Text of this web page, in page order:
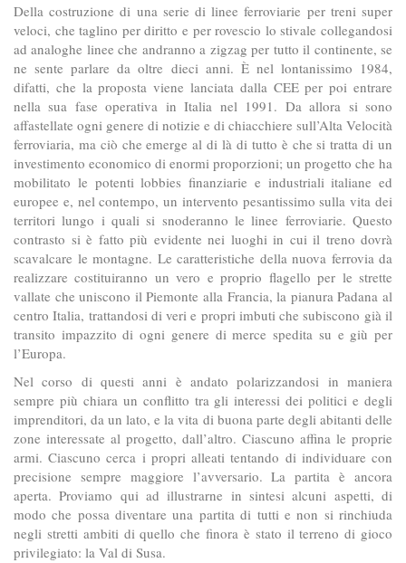
Della costruzione di una serie di linee ferroviarie per treni super
veloci, che taglino per diritto e per rovescio lo stivale collegandosi
ad analoghe linee che andranno a zigzag per tutto il continente, se
ne sente parlare da oltre dieci anni. È nel lontanissimo 1984,
difatti, che la proposta viene lanciata dalla CEE per poi entrare
nella sua fase operativa in Italia nel 1991. Da allora si sono
affastellate ogni genere di notizie e di chiacchiere sull’Alta Velocità
ferroviaria, ma ciò che emerge al di là di tutto è che si tratta di un
investimento economico di enormi proporzioni; un progetto che ha
mobilitato le potenti lobbies finanziarie e industriali italiane ed
europee e, nel contempo, un intervento pesantissimo sulla vita dei
territori lungo i quali si snoderanno le linee ferroviarie. Questo
contrasto si è fatto più evidente nei luoghi in cui il treno dovrà
scavalcare le montagne. Le caratteristiche della nuova ferrovia da
realizzare costituiranno un vero e proprio flagello per le strette
vallate che uniscono il Piemonte alla Francia, la pianura Padana al
centro Italia, trattandosi di veri e propri imbuti che subiscono già il
transito impazzito di ogni genere di merce spedita su e giù per
l’Europa.
Nel corso di questi anni è andato polarizzandosi in maniera
sempre più chiara un conflitto tra gli interessi dei politici e degli
imprenditori, da un lato, e la vita di buona parte degli abitanti delle
zone interessate al progetto, dall’altro. Ciascuno affina le proprie
armi. Ciascuno cerca i propri alleati tentando di individuare con
precisione sempre maggiore l’avversario. La partita è ancora
aperta. Proviamo qui ad illustrarne in sintesi alcuni aspetti, di
modo che possa diventare una partita di tutti e non si rinchiuda
negli stretti ambiti di quello che finora è stato il terreno di gioco
privilegiato: la Val di Susa.